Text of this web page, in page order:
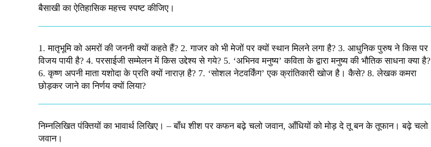
बैसाखी का ऐतिहासिक महत्त्व स्पष्ट कीजिए।​
1. मातृभूमि को अमरों की जननी क्यों कहते हैं? 2. गाजर को भी मेजों पर क्यों स्थान मिलने लगा है? 3. आधुनिक पुरुष ने किस पर
विजय पायी है? 4. परसाईजी सम्मेलन में किस उद्देश्य से गये? 5. ‘अभिनव मनुष्य’ कविता के द्वारा मनुष्य की भौतिक साधना क्या है?
6. कृष्ण अपनी माता यशोदा के प्रति क्यों नाराज़ है? 7. ‘सोशल नेटवर्किंग’ एक क्रांतिकारी खोज है। कैसे? 8. लेखक कमरा
छोड़कर जाने का निर्णय क्यों लिया?​
निम्नलिखित पंक्तियों का भावार्थ लिखिए। – बाँध शीश पर कफन बढ़े चलो जवान, आँधियों को मोड़ दे तू बन के तूफान। बढ़े चलो
जवान। ​